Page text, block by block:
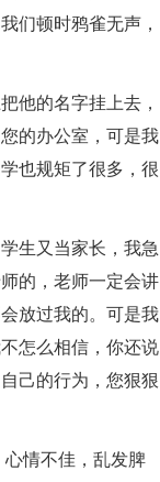
们顿时鸦雀无声，
他的名字挂上去，
的办公室，可是我
也规矩了很多，很
生又当家长，我急
的，老师一定会讲
放过我的。可是我
怎么相信，你还说
己的行为，您狠狠
情不佳，乱发脾